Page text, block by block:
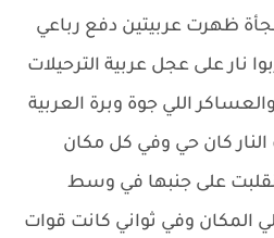
ظهرت عربيتين دفع رباعي
نار على عجل عربية الترحيلات
اللي جوة وبرة العربية
كان حي وفي كل مكان
على جنبها في وسط
المكان وفي ثواني كانت قوات